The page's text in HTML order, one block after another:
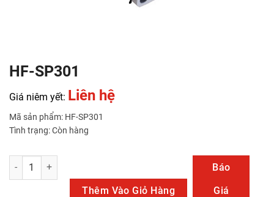
HF-SP301
Giá niêm yết: Liên hệ
Mã sản phẩm: HF-SP301
Tình trạng: Còn hàng
HF-SP301 số lượng
Thêm Vào Giỏ Hàng
Báo
Giá